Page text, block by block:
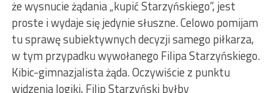
że wysnucie żądania „kupić Starzyńskiego”, jest
proste i wydaje się jedynie słuszne. Celowo pomijam
tu sprawę subiektywnych decyzji samego piłkarza,
w tym przypadku wywołanego Filipa Starzyńskiego.
Kibic-gimnazjalista żąda. Oczywiście z punktu
widzenia logiki, Filip Starzyński byłby